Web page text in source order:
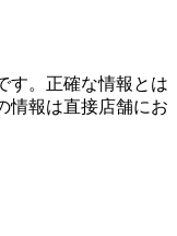
す。正確な情報とは
情報は直接店舗にお